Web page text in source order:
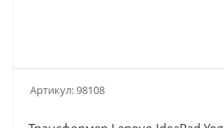
Артикул:98108